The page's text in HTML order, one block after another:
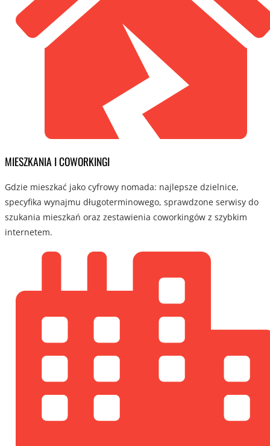
MIESZKANIA I COWORKINGI
Gdzie mieszkać jako cyfrowy nomada: najlepsze dzielnice,
specyfika wynajmu długoterminowego, sprawdzone serwisy do
szukania mieszkań oraz zestawienia coworkingów z szybkim
internetem.